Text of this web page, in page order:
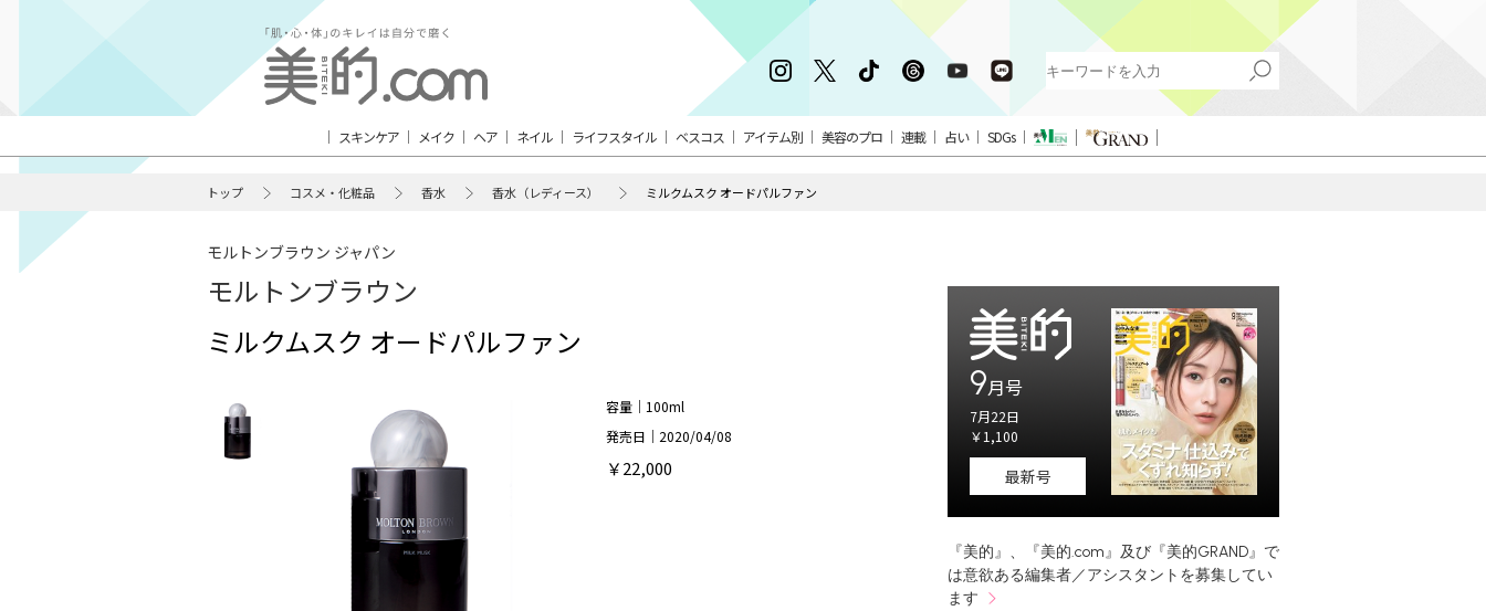
スキンケア メイク ヘア ネイル ライフスタイル ベスコス アイテム別 美容のプロ 連載 占い SDGs
トップ コスメ・化粧品 香水 香水（レディース） ミルクムスク オードパルファン
モルトンブラウン ジャパン
モルトンブラウン
ミルクムスク オードパルファン
容量｜100ml
発売日｜2020/04/08
￥22,000
9月号
7月22日
￥1,100
最新号
『美的』、『美的.com』及び『美的GRAND』で
は意欲ある編集者／アシスタントを募集してい
ます